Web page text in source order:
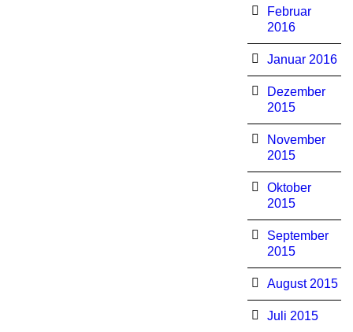
Februar
2016
Januar 2016
Dezember
2015
November
2015
Oktober
2015
September
2015
August 2015
Juli 2015